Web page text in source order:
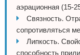
аэрационная (15-
Связность.
сопротивляться
Липкость.
способность